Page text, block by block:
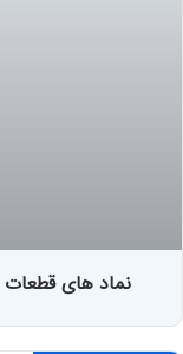
نماد های قطعات